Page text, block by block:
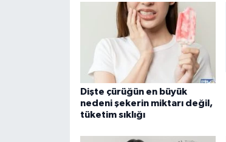
Dişte çürüğün en büyük
nedeni şekerin miktarı değil,
tüketim sıklığı